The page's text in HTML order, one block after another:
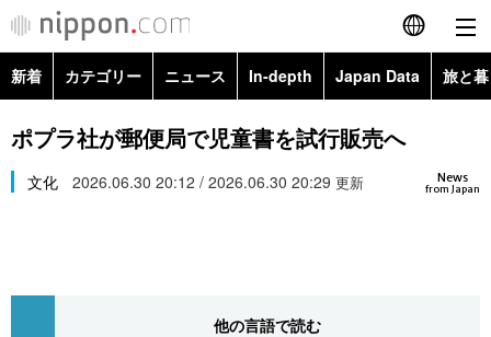
English
简体字
繁體字
新着 カテゴリー ニュース In-depth Japan Data 旅と
政治・外交
経済・ビジネス
社会
Images
ポプラ社が郵便局で児童書を試行販売へ
News
from Japan
文化 2026.06.30 20:12 / 2026.06.30 20:29 更新
他の言語で読む